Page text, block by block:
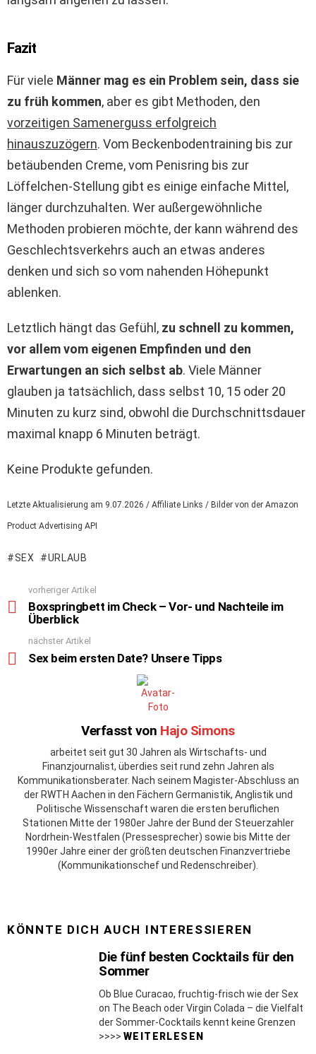
Fazit
Für viele Männer mag es ein Problem sein, dass sie
zu früh kommen, aber es gibt Methoden, den
vorzeitigen Samenerguss erfolgreich
hinauszuzögern. Vom Beckenbodentraining bis zur
betäubenden Creme, vom Penisring bis zur
Löffelchen-Stellung gibt es einige einfache Mittel,
länger durchzuhalten. Wer außergewöhnliche
Methoden probieren möchte, der kann während des
Geschlechtsverkehrs auch an etwas anderes
denken und sich so vom nahenden Höhepunkt
ablenken.
Letztlich hängt das Gefühl, zu schnell zu kommen,
vor allem vom eigenen Empfinden und den
Erwartungen an sich selbst ab. Viele Männer
glauben ja tatsächlich, dass selbst 10, 15 oder 20
Minuten zu kurz sind, obwohl die Durchschnittsdauer
maximal knapp 6 Minuten beträgt.
Keine Produkte gefunden.
Letzte Aktualisierung am 9.07.2026 / Affiliate Links / Bilder von der Amazon
Product Advertising API
SEX URLAUB
more
vorheriger Artikel
Boxspringbett im Check – Vor- und Nachteile im
Überblick
nächster Artikel
Sex beim ersten Date? Unsere Tipps
Verfasst von Hajo Simons
arbeitet seit gut 30 Jahren als Wirtschafts- und
Finanzjournalist, überdies seit rund zehn Jahren als
Kommunikationsberater. Nach seinem Magister-Abschluss an
der RWTH Aachen in den Fächern Germanistik, Anglistik und
Politische Wissenschaft waren die ersten beruflichen
Stationen Mitte der 1980er Jahre der Bund der Steuerzahler
Nordrhein-Westfalen (Pressesprecher) sowie bis Mitte der
1990er Jahre einer der größten deutschen Finanzvertriebe
(Kommunikationschef und Redenschreiber).
KÖNNTE DICH AUCH INTERESSIEREN
Die fünf besten Cocktails für den
Sommer
Ob Blue Curacao, fruchtig-frisch wie der Sex
on The Beach oder Virgin Colada – die Vielfalt
der Sommer-Cocktails kennt keine Grenzen
>>>> WEITERLESEN